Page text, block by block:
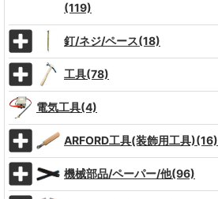
(119)
釘/ネジ/ペース(18)
工具(78)
電気工具(4)
ARFORD工具(装飾用工具)(16)
機械部品/ペーパー/他(96)